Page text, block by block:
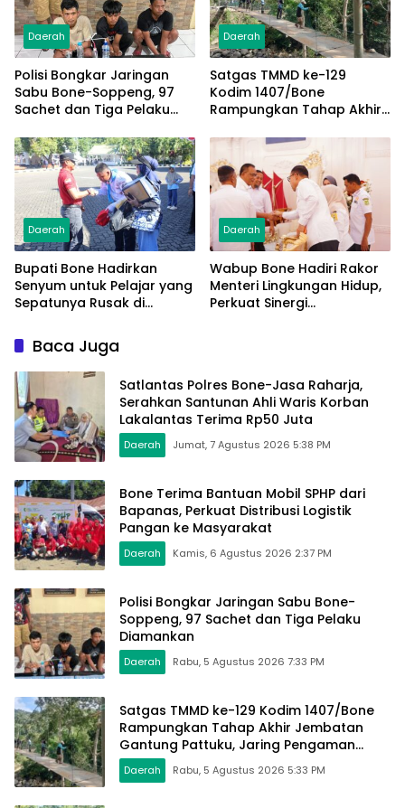
Daerah
Polisi Bongkar Jaringan
Sabu Bone-Soppeng, 97
Sachet dan Tiga Pelaku
Daerah
Satgas TMMD ke-129
Kodim 1407/Bone
Rampungkan Tahap Akhir
Pattuku, Jaring Pengaman
Mulai Terpasang
Daerah
Bupati Bone Hadirkan
Senyum untuk Pelajar yang
Sepatunya Rusak di
Kemerdekaan
Daerah
Wabup Bone Hadiri Rakor
Menteri Lingkungan Hidup,
Perkuat Sinergi
Baca Juga
Satlantas Polres Bone-Jasa Raharja,
Serahkan Santunan Ahli Waris Korban
Lakalantas Terima Rp50 Juta
Daerah Jumat, 7 Agustus 2026 5:38 PM
Bone Terima Bantuan Mobil SPHP dari
Bapanas, Perkuat Distribusi Logistik
Pangan ke Masyarakat
Daerah Kamis, 6 Agustus 2026 2:37 PM
Polisi Bongkar Jaringan Sabu Bone-
Soppeng, 97 Sachet dan Tiga Pelaku
Diamankan
Daerah Rabu, 5 Agustus 2026 7:33 PM
Satgas TMMD ke-129 Kodim 1407/Bone
Rampungkan Tahap Akhir Jembatan
Gantung Pattuku, Jaring Pengaman
Mulai Terpasang
Daerah Rabu, 5 Agustus 2026 5:33 PM